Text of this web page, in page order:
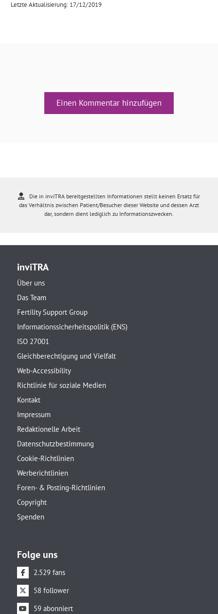
Letzte Aktualisierung: 17/12/2019
Einen Kommentar hinzufügen
Die in inviTRA bereitgestellten Informationen stellt keinen Ersatz für
das Verhältnis zwischen Patient/Besucher dieser Website und dessen Arzt
dar, sondern dient lediglich zu Informationszwecken.
inviTRA
Über uns
Das Team
Fertility Support Group
Informationssicherheitspolitik (ENS)
ISO 27001
Gleichberechtigung und Vielfalt
Web-Accessibility
Richtlinie für soziale Medien
Kontakt
Impressum
Redaktionelle Arbeit
Datenschutzbestimmung
Cookie-Richtlinien
Werberichtlinien
Foren- & Posting-Richtlinien
Copyright
Spenden
Folge uns
2.529 fans
58 follower
59 abonniert